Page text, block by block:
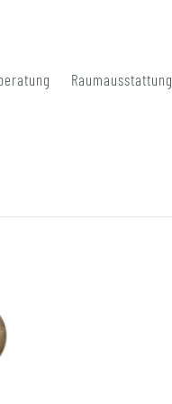
Raumausstattung